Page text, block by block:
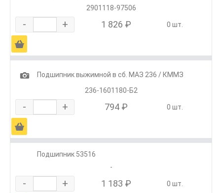
2901118-97506
- + 1 826 ₽ 0 шт.
Ä
1
Подшипник выжимной в сб. МАЗ 236 / КММЗ
236-1601180-Б2
- + 794 ₽ 0 шт.
Ä
Подшипник 53516
-
- + 1 183 ₽ 0 шт.